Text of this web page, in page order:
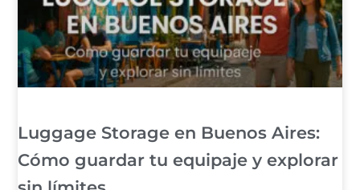
Luggage Storage en Buenos Aires:
Cómo guardar tu equipaje y explorar